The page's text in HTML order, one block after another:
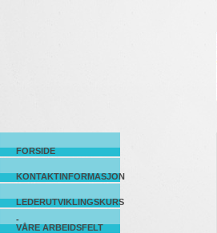
FORSIDE
KONTAKTINFORMASJON
LEDERUTVIKLINGSKURS
-
VÅRE ARBEIDSFELT